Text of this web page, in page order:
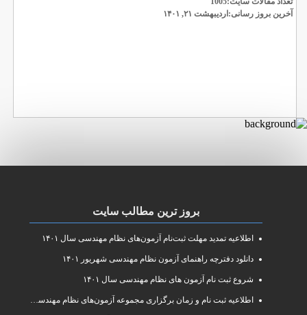
آخرین بروز رسانی:اردیبهشت ۲۱, ۱۴۰۱
بروز ترین مطالب سایت
اطلاعیه تمدید مهلت ثبت‌نام آزمون‌های نظام مهندسی سال ۱۴۰۱
دانلود دفترچه راهنمای آزمون نظام مهندسی شهریور ۱۴۰۱
شروع ثبت نام آزمون های نظام مهندسی سال ۱۴۰۱
اطلاعیه ثبت نام و زمان برگزاری مجموعه آزمون‌های نظام مهندسی ساختمان سال ۱۴۰۱